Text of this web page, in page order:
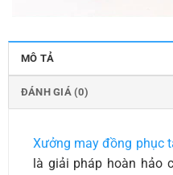
MÔ TẢ
ĐÁNH GIÁ (0)
Xưởng may đồng phục
là giải pháp hoàn hảo